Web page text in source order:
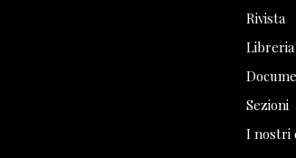
Rivista
Libreria
Sezioni
I nostri